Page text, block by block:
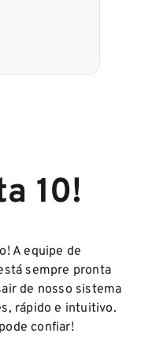
10!
A equipe de
sempre pronta
de nosso sistema
rápido e intuitivo.
confiar!